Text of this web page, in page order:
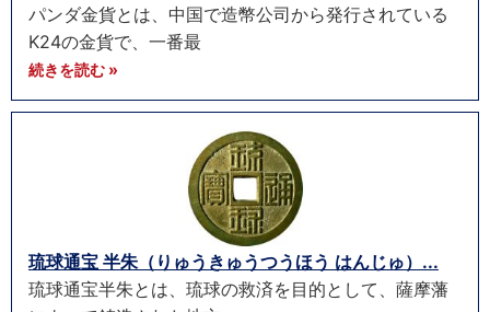
パンダ金貨とは、中国で造幣公司から発行されている
K24の金貨で、一番最
続きを読む »
琉球通宝 半朱（りゅうきゅうつうほう はんじゅ）...
琉球通宝半朱とは、琉球の救済を目的として、薩摩藩